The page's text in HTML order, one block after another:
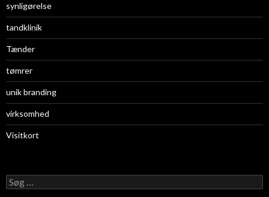
synligørelse
tandklinik
Tænder
tømrer
unik branding
virksomhed
Visitkort
S
ø